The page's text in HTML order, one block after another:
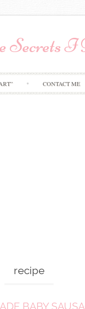
Secrets
CONTACT ME
recipe
BABY